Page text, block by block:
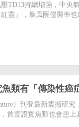
TD13持續增強，中央
霞」，暴風圈侵襲率也
類有「傳染性癌
）刊登最新震撼研
，首度證實魚類也會患上